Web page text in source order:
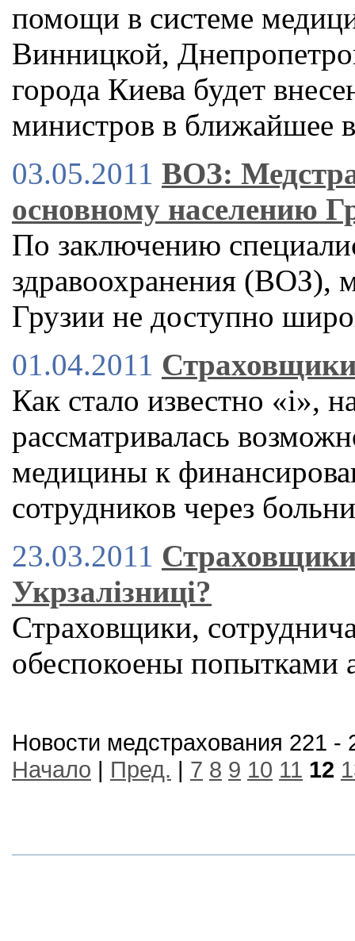
помощи в системе
Винницкой,
города Киева будет
министров в ближайшее
03.05.2011 ВОЗ:
основному населению
По заключению
здравоохранения (ВОЗ),
Грузии не доступно
01.04.2011
Как стало известно «і»,
рассматривалась
медицины к
сотрудников через
23.03.2011
Укрзалізниці?
Страховщики,
обеспокоены попытками
Новости медстрахования 221 -
Начало | Пред. | 7 8 9 10 11 12